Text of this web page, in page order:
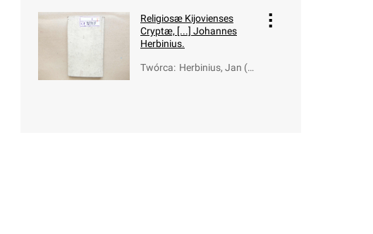
Religiosæ Kijovienses
Cryptæ, [...] Johannes
Herbinius.
Twórca: Herbinius, Jan (16